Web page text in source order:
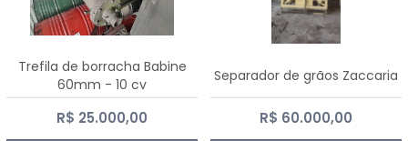
Trefila de borracha Babine
60mm - 10 cv
R$ 25.000,00
Separador de grãos Zaccaria
R$ 60.000,00